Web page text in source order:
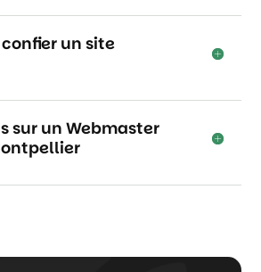
un site
sur un Webmaster